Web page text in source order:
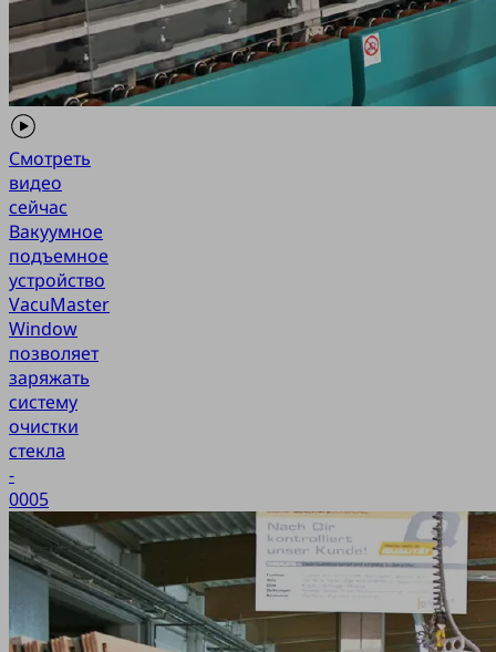
Смотреть
видео
сейчас
Вакуумное
подъемное
устройство
VacuMaster
Window
позволяет
заряжать
систему
очистки
стекла
-
0005